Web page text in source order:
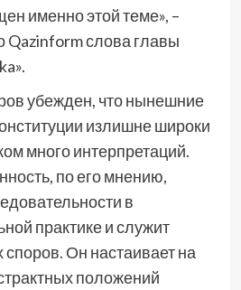
именно этой теме», –
Qazinform слова главы
убежден, что нынешние
излишне широки
много интерпретаций.
по его мнению,
в
практике и служит
споров. Он настаивает на
положений